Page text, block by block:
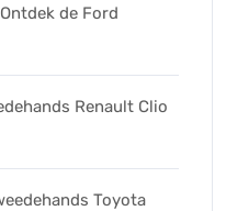
de Ford
Renault Clio
Toyota